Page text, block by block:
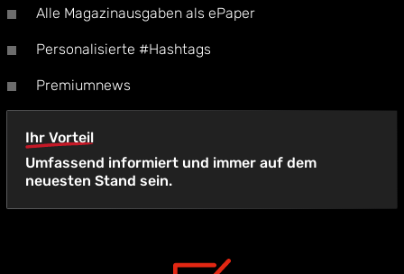
Alle Magazinausgaben als ePaper
Personalisierte #Hashtags
Premiumnews
Ihr Vorteil
Umfassend informiert und immer auf dem
neuesten Stand sein.